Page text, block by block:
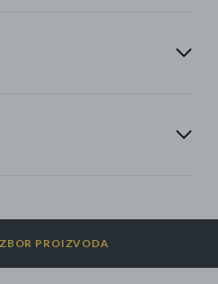
PROIZVODA